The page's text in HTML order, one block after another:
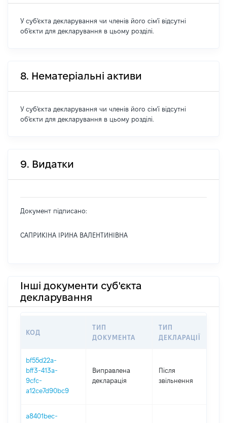
У суб'єкта декларування чи членів його сім'ї відсутні
об'єкти для декларування в цьому розділі.
8. Нематеріальні активи
У суб'єкта декларування чи членів його сім'ї відсутні
об'єкти для декларування в цьому розділі.
9. Видатки
Документ підписано:
САПРИКІНА ІРИНА ВАЛЕНТИНІВНА
Інші документи суб'єкта
декларування
КОД
ТИП
ДОКУМЕНТА
ТИП
ДЕКЛАРАЦІЇ
bf55d22a-
bff3-413a-
9cfc-
a12ce7d90bc9
Виправлена
декларація
Після
звільнення
a8401bec-